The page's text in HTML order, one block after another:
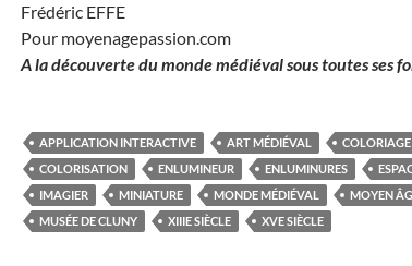
Frédéric EFFE
Pour moyenagepassion.com
A la découverte du monde médiéval sous toutes ses
APPLICATION INTERACTIVE ART MÉDIÉVAL
COLORIAGE
COLORISATION
ENLUMINEUR ENLUMINURES
IMAGIER
MINIATURE MONDE MÉDIÉVAL MOYEN
MUSÉE DE CLUNY
XIIIE SIÈCLE XVE SIÈCLE